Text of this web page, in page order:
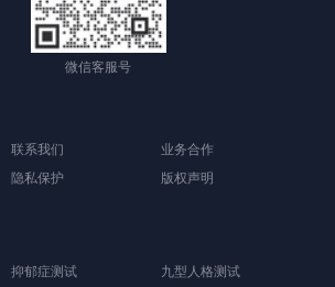
微信客服号
联系我们
业务合作
隐私保护 版权声明
抑郁症测试 九型人格测试